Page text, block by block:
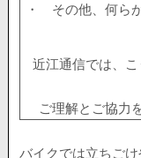
・ その他、何ら
近江通信では、
ご理解とご協力
バイクでは立ちご